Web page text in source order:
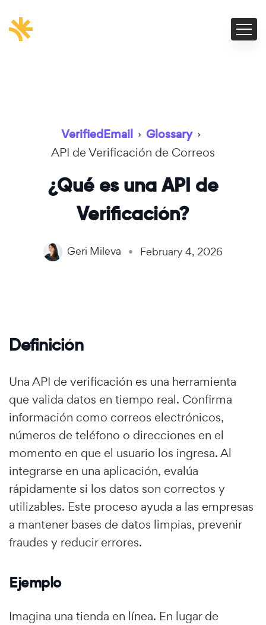
VerifiedEmail › Glossary ›
API de Verificación de Correos
¿Qué es una API de
Verificación?
Geri Mileva February 4, 2026
Definición
Una API de verificación es una herramienta
que valida datos en tiempo real. Confirma
información como correos electrónicos,
números de teléfono o direcciones en el
momento en que el usuario los ingresa. Al
integrarse en una aplicación, evalúa
rápidamente si los datos son correctos y
utilizables. Este proceso ayuda a las empresas
a mantener bases de datos limpias, prevenir
fraudes y reducir errores.
Ejemplo
Imagina una tienda en línea. En lugar de